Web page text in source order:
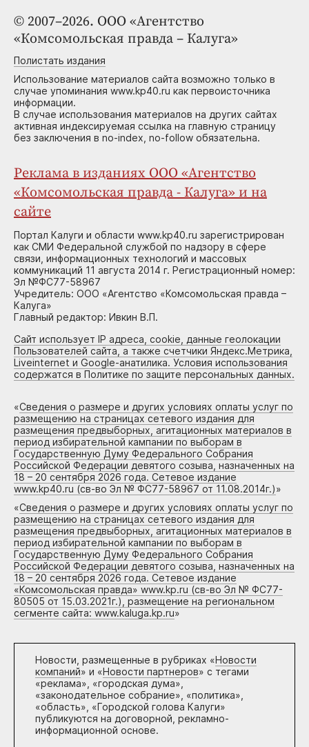
© 2007–2026. ООО «Агентство
«Комсомольская правда – Калуга»
Полистать издания
Использование материалов сайта возможно только в
случае упоминания www.kp40.ru как первоисточника
информации.
В случае использования материалов на других сайтах
активная индексируемая ссылка на главную страницу
без заключения в no-index, no-follow обязательна.
Реклама в изданиях ООО «Агентство
«Комсомольская правда - Калуга» и на
сайте
Портал Калуги и области www.kp40.ru зарегистрирован
как СМИ Федеральной службой по надзору в сфере
связи, информационных технологий и массовых
коммуникаций 11 августа 2014 г. Регистрационный номер:
Эл №ФС77-58967
Учредитель: ООО «Агентство «Комсомольская правда –
Калуга»
Главный редактор: Ивкин В.П.
Сайт использует IP адреса, cookie, данные геолокации
Пользователей сайта, а также счетчики Яндекс.Метрика,
Liveinternet и Google-анатилика. Условия использования
содержатся в Политике по защите персональных данных.
«Сведения о размере и других условиях оплаты услуг по
размещению на страницах сетевого издания для
размещения предвыборных, агитационных материалов в
период избирательной кампании по выборам в
Государственную Думу Федерального Собрания
Российской Федерации девятого созыва, назначенных на
18 – 20 сентября 2026 года. Сетевое издание
www.kp40.ru (св-во Эл № ФС77-58967 от 11.08.2014г.)»
«Сведения о размере и других условиях оплаты услуг по
размещению на страницах сетевого издания для
размещения предвыборных, агитационных материалов в
период избирательной кампании по выборам в
Государственную Думу Федерального Собрания
Российской Федерации девятого созыва, назначенных на
18 – 20 сентября 2026 года. Сетевое издание
«Комсомольская правда» www.kp.ru (св-во Эл № ФС77-
80505 от 15.03.2021г.), размещение на региональном
сегменте сайта: www.kaluga.kp.ru»
Новости, размещенные в рубриках «Новости
компаний» и «Новости партнеров» с тегами
«реклама», «городская дума»,
«законодательное собрание», «политика»,
«область», «Городской голова Калуги»
публикуются на договорной, рекламно-
информационной основе.